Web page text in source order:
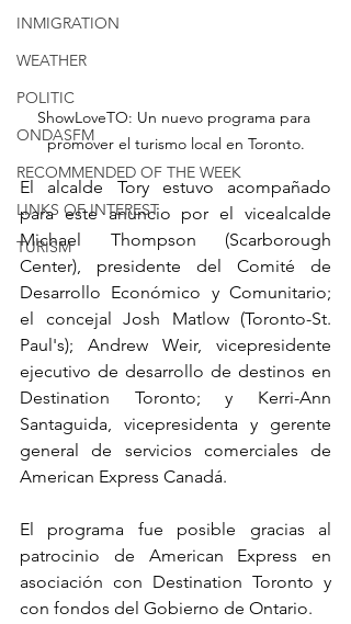
INMIGRATION
WEATHER
POLITIC
ONDASFM
RECOMMENDED OF THE WEEK
LINKS OF INTEREST
TURISM
ShowLoveTO: Un nuevo programa para
promover el turismo local en Toronto.
El alcalde Tory estuvo acompañado
para este anuncio por el vicealcalde
Michael Thompson (Scarborough
Center), presidente del Comité de
Desarrollo Económico y Comunitario;
el concejal Josh Matlow (Toronto-St.
Paul's); Andrew Weir, vicepresidente
ejecutivo de desarrollo de destinos en
Destination Toronto; y Kerri-Ann
Santaguida, vicepresidenta y gerente
general de servicios comerciales de
American Express Canadá.
El programa fue posible gracias al
patrocinio de American Express en
asociación con Destination Toronto y
con fondos del Gobierno de Ontario.